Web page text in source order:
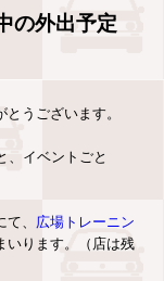
の外出予定
うございます。
、イベントごと
、 広場トレーニン
いります。（店は残